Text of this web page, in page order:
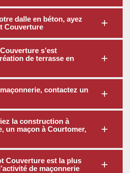
dalle en béton, ayez
Couverture
s’est
de terrasse en
contactez un
la construction à
un maçon à Courtomer,
Couverture est la plus
de maçonnerie